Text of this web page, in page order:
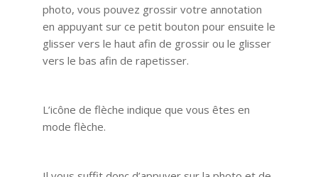
photo, vous pouvez grossir votre annotation
en appuyant sur ce petit bouton pour ensuite le
glisser vers le haut afin de grossir ou le glisser
vers le bas afin de rapetisser.
L’icône de flèche indique que vous êtes en
mode flèche.